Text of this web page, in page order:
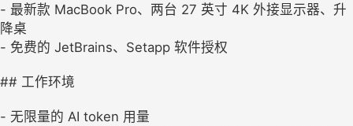
- 最新款 MacBook Pro、两台 27 英寸 4K 外接显示器、升
降桌
- 免费的 JetBrains、Setapp 软件授权
## 工作环境
- 无限量的 AI token 用量